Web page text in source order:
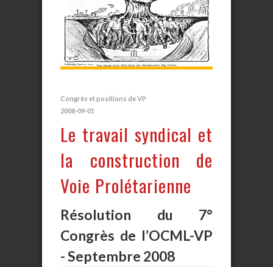
Congrès et positions de VP
2008-09-01
Le travail syndical et
la construction de
Voie Prolétarienne
Résolution du 7°
Congrès de l’OCML-VP
- Septembre 2008